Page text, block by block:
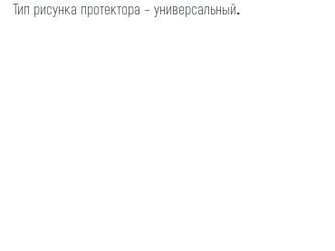
Тип рисунка протектора – универсальный.